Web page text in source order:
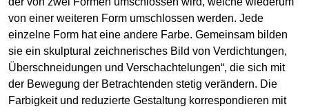
von einer weiteren Form umschlossen werden. Jede
einzelne Form hat eine andere Farbe. Gemeinsam bilden
sie ein skulptural zeichnerisches Bild von Verdichtungen,
Überschneidungen und Verschachtelungen“, die sich mit
der Bewegung der Betrachtenden stetig verändern. Die
Farbigkeit und reduzierte Gestaltung korrespondieren mit